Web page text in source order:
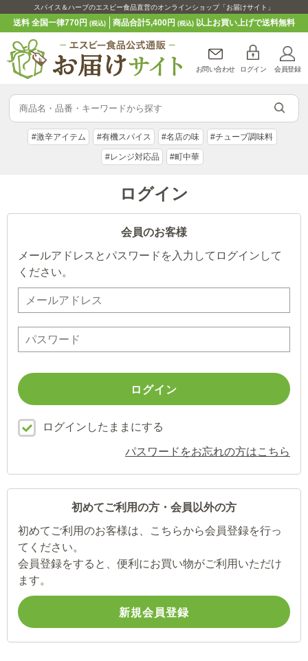
スパイス＆ハーブのエスビー食品直営のオンラインショップ「お届けサイト」
送料 全国一律770円(税込) 商品合計5,400円 (税込)以上お買い上げで送料無料
お問い合わせ ログイン 会員登録
#激辛アイテム #有機スパイス #名店の味 #チューブ調味料
#レンジ対応品 #町中華
ログイン
会員のお客様
メールアドレスとパスワードを入力してログインして
ください。
ログインしたままにする
パスワードをお忘れの方はこちら
初めてご利用の方・会員以外の方
初めてご利用のお客様は、こちらから会員登録を行っ
てください。
会員登録をすると、便利にお買い物がご利用いただけ
ます。